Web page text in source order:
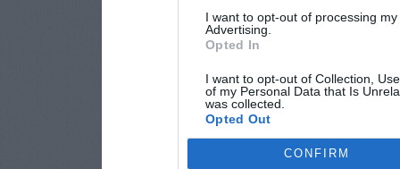
I want to opt-out of processing
Advertising.
Opted In
I want to opt-out of Collection,
of my Personal Data that Is
was collected.
Opted Out
CONFIRM